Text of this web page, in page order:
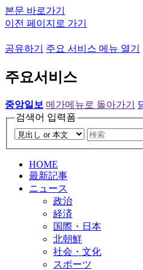
본문 바로가기
이전 페이지로 가기
공유하기 주요 서비스 메뉴 열기
주요서비스
중앙일보 메가메뉴로 돌아가기
검색어 입력폼
HOME
最新記事
ニュース
政治
経済
国際・日本
北朝鮮
社会・文化
スポーツ